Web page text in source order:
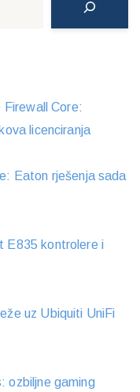
Core:
licenciranja
Eaton rješenja sada
E835 kontrolere i
uz Ubiquiti UniFi
ozbiljne gaming